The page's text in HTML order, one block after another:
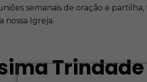
semanais de oração e
nossa Igreja.